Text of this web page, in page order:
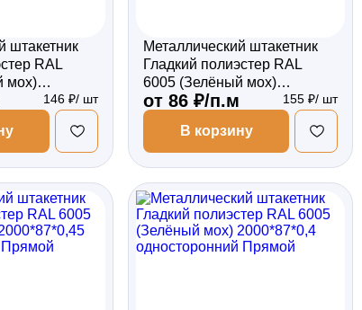
штакетник
RAL
мох)
146 ₽/ шт
Металлический штакетник
Гладкий полиэстер RAL
6005 (Зелёный мох)
1800*87*0,5 двухсторонний
Прямой
от 86 ₽/п.м 155 ₽/ шт
В корзину